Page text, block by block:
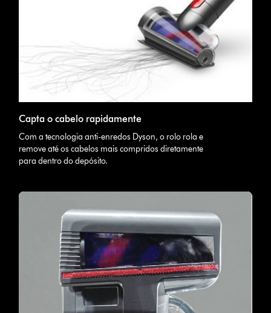
Capta o cabelo rapidamente
Com a tecnologia anti-enredos Dyson, o rolo rola e
remove até os cabelos mais compridos diretamente
para dentro do depósito.